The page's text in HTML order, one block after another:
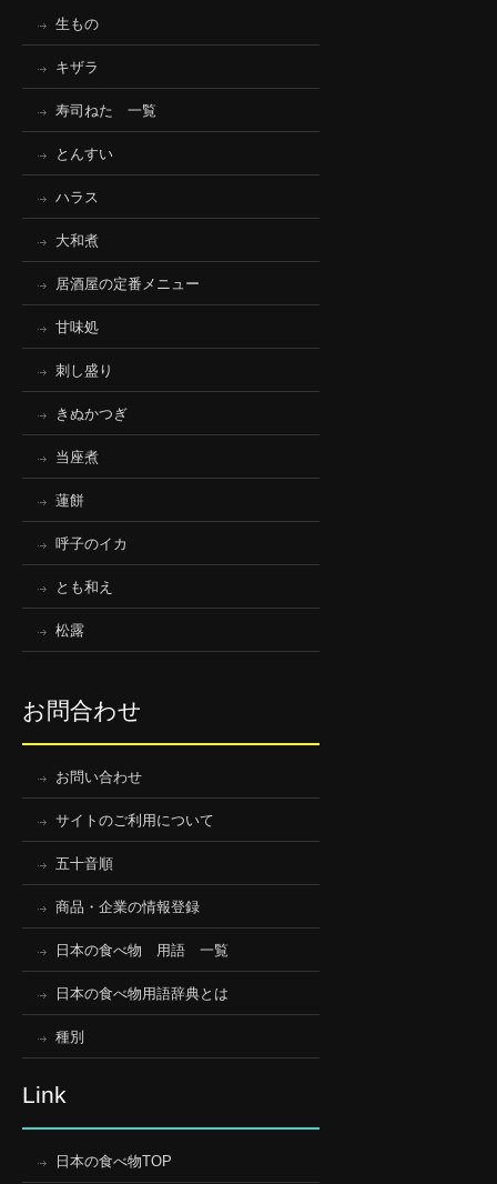
生もの
キザラ
寿司ねた 一覧
とんすい
ハラス
大和煮
居酒屋の定番メニュー
甘味処
刺し盛り
きぬかつぎ
当座煮
蓮餅
呼子のイカ
とも和え
松露
お問合わせ
お問い合わせ
サイトのご利用について
五十音順
商品・企業の情報登録
日本の食べ物 用語 一覧
日本の食べ物用語辞典とは
種別
Link
日本の食べ物TOP